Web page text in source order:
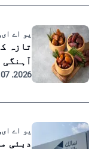
یو اے
تازہ
آہنگی
2026. 07. 21
یو اے